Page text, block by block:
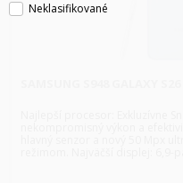
Neklasifikované